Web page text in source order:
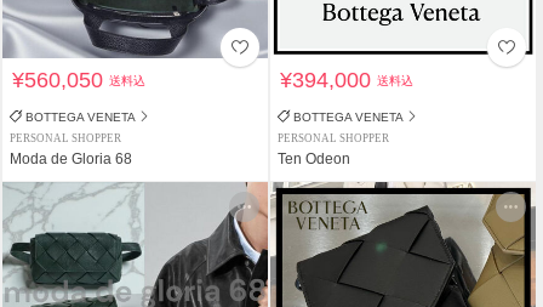
¥560,050送料込
BOTTEGA VENETA
PERSONAL SHOPPER
Moda de Gloria 68
¥394,000送料込
BOTTEGA VENETA
PERSONAL SHOPPER
Ten Odeon